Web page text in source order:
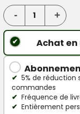
Achat en
5% de réduction
commandes
Fréquence de
Entièrement